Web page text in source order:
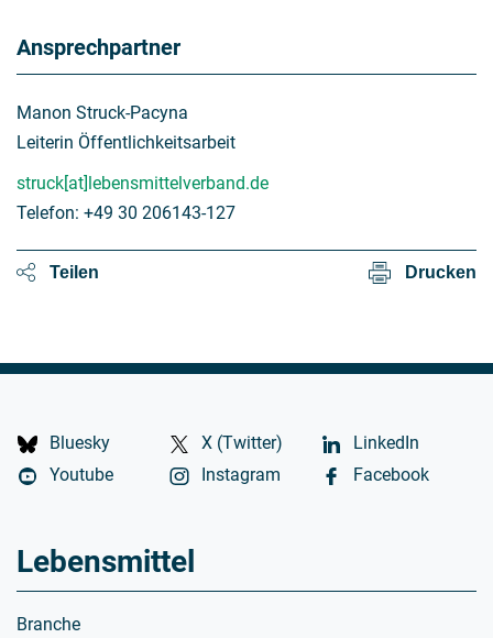
Ansprechpartner
Manon Struck-Pacyna
Leiterin Öffentlichkeitsarbeit
struck[at]lebensmittelverband.de
Telefon: +49 30 206143-127
Teilen Drucken
Bluesky X (Twitter)
LinkedIn
Youtube
Instagram Facebook
Lebensmittel
Branche